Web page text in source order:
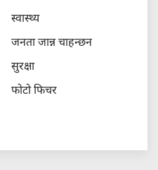
स्वास्थ्य
जनता जान्न चाहन्छन
सुरक्षा
फोटो फिचर